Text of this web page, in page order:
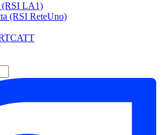
(RSI LA1)
(RSI ReteUno)